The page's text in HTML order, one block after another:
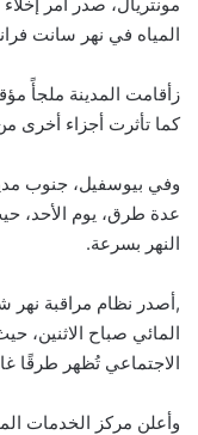
المياه في نهر سانت
زأقامت المدينة ملجأً
كما تأثرت أجزاء أخرى
وفي بيوسفيل، جنوب
عدة طرق، يوم الأحد،
النهر بسرعة.
,أصدر نظام مراقبة نهر
المائي صباح الاثنين،
الاجتماعي تُظهر طرقًا
وأعلن مركز الخدمات